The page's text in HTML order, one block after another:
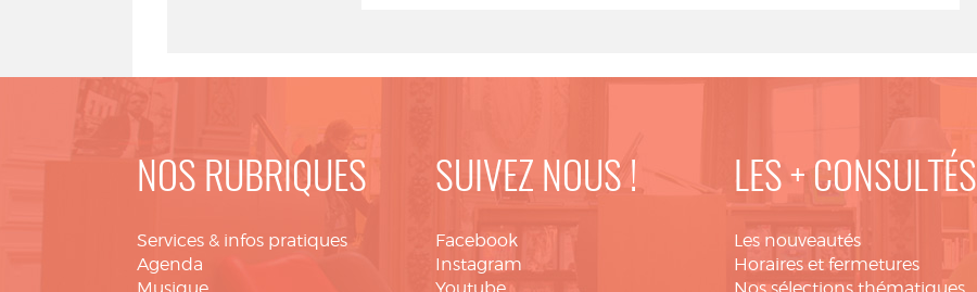
NOS RUBRIQUES
Services & infos pratiques
Agenda
SUIVEZ NOUS !
Facebook
Instagram
LES + CONSULTÉS
Les nouveautés
Horaires et fermetures